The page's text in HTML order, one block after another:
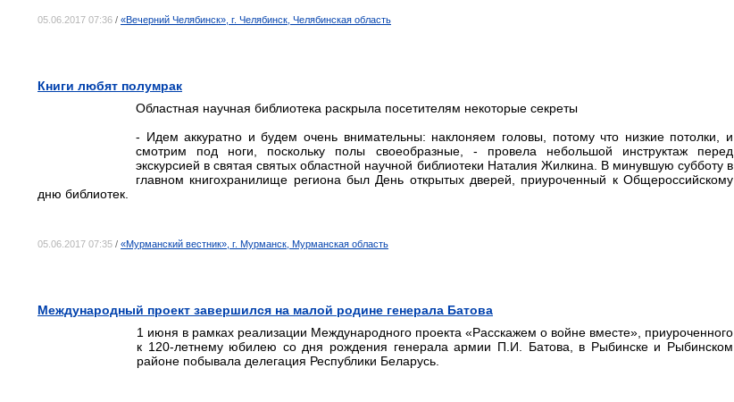
05.06.2017 07:36 / «Вечерний Челябинск», г. Челябинск, Челябинская область
Книги любят полумрак
Областная научная библиотека раскрыла посетителям некоторые секреты
- Идем аккуратно и будем очень внимательны: наклоняем головы, потому что низкие потолки, и
смотрим под ноги, поскольку полы своеобразные, - провела небольшой инструктаж перед
экскурсией в святая святых областной научной библиотеки Наталия Жилкина. В минувшую субботу в
главном книгохранилище региона был День открытых дверей, приуроченный к Общероссийскому
дню библиотек.
05.06.2017 07:35 / «Мурманский вестник», г. Мурманск, Мурманская область
Международный проект завершился на малой родине генерала Батова
1 июня в рамках реализации Международного проекта «Расскажем о войне вместе», приуроченного
к 120-летнему юбилею со дня рождения генерала армии П.И. Батова, в Рыбинске и Рыбинском
районе побывала делегация Республики Беларусь.